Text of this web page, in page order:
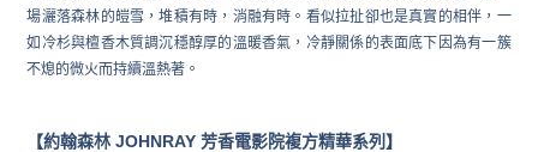
場灑落森林的皚雪，堆積有時，消融有時。看似拉扯卻也是真實的相伴，一
如冷杉與檀香木質調沉穩醇厚的溫暖香氣，冷靜關係的表面底下因為有一簇
不熄的微火而持續溫熱著。
【約翰森林 JOHNRAY 芳香電影院複方精華系列】